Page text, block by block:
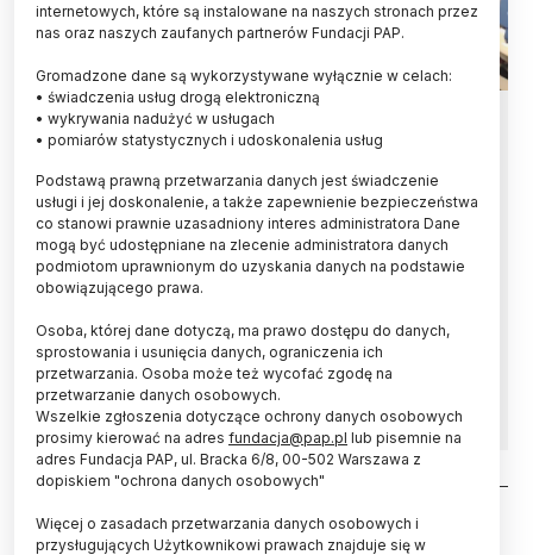
Eksperci: zwłóknienia narządów
będzie można leczyć wykorzystując
siły natury
Według badaczy z Uniwersytetu Jagiellońskiego
w przyszłości będzie można leczyć zwłóknienia
narządów wykorzystując siły natury. Mają w
zewnątrzkomórkowe, czyli nanostruktury
wydzielane przez komórki różnych
organizmów.
internetowych, które są instalowane na naszych stronach przez
nas oraz naszych zaufanych partnerów Fundacji PAP.
Gromadzone dane są wykorzystywane wyłącznie w celach:
• świadczenia usług drogą elektroniczną
• wykrywania nadużyć w usługach
• pomiarów statystycznych i udoskonalenia usług
Podstawą prawną przetwarzania danych jest świadczenie
usługi i jej doskonalenie, a także zapewnienie bezpieczeństwa
co stanowi prawnie uzasadniony interes administratora Dane
mogą być udostępniane na zlecenie administratora danych
podmiotom uprawnionym do uzyskania danych na podstawie
obowiązującego prawa.
Osoba, której dane dotyczą, ma prawo dostępu do danych,
sprostowania i usunięcia danych, ograniczenia ich
przetwarzania. Osoba może też wycofać zgodę na
przetwarzanie danych osobowych.
Wszelkie zgłoszenia dotyczące ochrony danych osobowych
prosimy kierować na adres fundacja@pap.pl lub pisemnie na
adres Fundacja PAP, ul. Bracka 6/8, 00-502 Warszawa z
dopiskiem "ochrona danych osobowych"
Więcej o zasadach przetwarzania danych osobowych i
przysługujących Użytkownikowi prawach znajduje się w